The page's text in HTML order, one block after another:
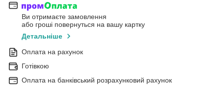
Ви отримаєте замовлення
або гроші повернуться на вашу картку
Детальніше
Оплата на рахунок
Готівкою
Оплата на банківський розрахунковий рахунок